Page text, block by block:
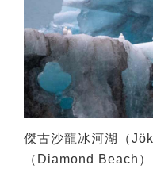
傑古沙龍冰河湖（
（Diamond Beach